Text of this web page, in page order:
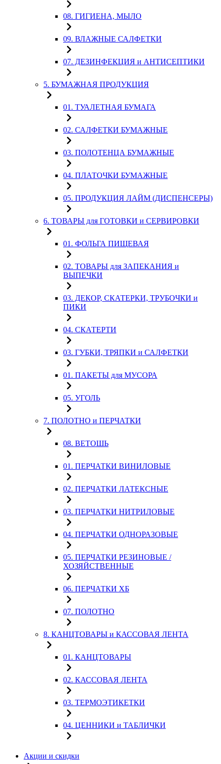
08. ГИГИЕНА, МЫЛО
09. ВЛАЖНЫЕ САЛФЕТКИ
07. ДЕЗИНФЕКЦИЯ и АНТИСЕПТИКИ
5. БУМАЖНАЯ ПРОДУКЦИЯ
01. ТУАЛЕТНАЯ БУМАГА
02. САЛФЕТКИ БУМАЖНЫЕ
03. ПОЛОТЕНЦА БУМАЖНЫЕ
04. ПЛАТОЧКИ БУМАЖНЫЕ
05. ПРОДУКЦИЯ ЛАЙМ (ДИСПЕНСЕРЫ)
6. ТОВАРЫ для ГОТОВКИ и СЕРВИРОВКИ
01. ФОЛЬГА ПИЩЕВАЯ
02. ТОВАРЫ для ЗАПЕКАНИЯ и
ВЫПЕЧКИ
03. ДЕКОР, СКАТЕРКИ, ТРУБОЧКИ и
ПИКИ
04. СКАТЕРТИ
03. ГУБКИ, ТРЯПКИ и САЛФЕТКИ
01. ПАКЕТЫ для МУСОРА
05. УГОЛЬ
7. ПОЛОТНО и ПЕРЧАТКИ
08. ВЕТОШЬ
01. ПЕРЧАТКИ ВИНИЛОВЫЕ
02. ПЕРЧАТКИ ЛАТЕКСНЫЕ
03. ПЕРЧАТКИ НИТРИЛОВЫЕ
04. ПЕРЧАТКИ ОДНОРАЗОВЫЕ
05. ПЕРЧАТКИ РЕЗИНОВЫЕ /
ХОЗЯЙСТВЕННЫЕ
06. ПЕРЧАТКИ ХБ
07. ПОЛОТНО
8. КАНЦТОВАРЫ и КАССОВАЯ ЛЕНТА
01. КАНЦТОВАРЫ
02. КАССОВАЯ ЛЕНТА
03. ТЕРМОЭТИКЕТКИ
04. ЦЕННИКИ и ТАБЛИЧКИ
Акции и скидки